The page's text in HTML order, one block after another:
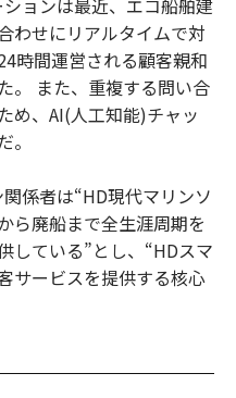
ョンは最近、エコ船舶建
わせにリアルタイムで対
時間運営される顧客親和
。 また、重複する問い合
め、AI(人工知能)チャッ
係者は“HD現代マリンソ
ら廃船まで全生涯周期を
している”とし、“HDスマ
サービスを提供する核心